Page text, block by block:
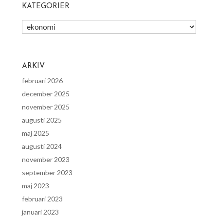
KATEGORIER
Kategorier
ARKIV
februari 2026
december 2025
november 2025
augusti 2025
maj 2025
augusti 2024
november 2023
september 2023
maj 2023
februari 2023
januari 2023